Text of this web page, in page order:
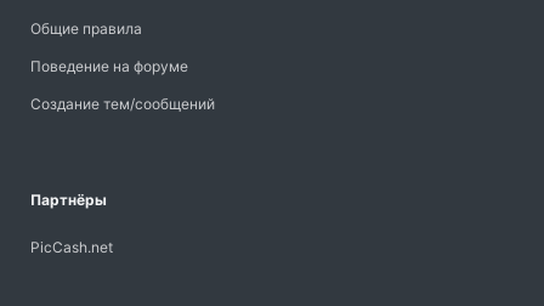
Общие правила
Поведение на форуме
Создание тем/сообщений
Партнёры
PicCash.net